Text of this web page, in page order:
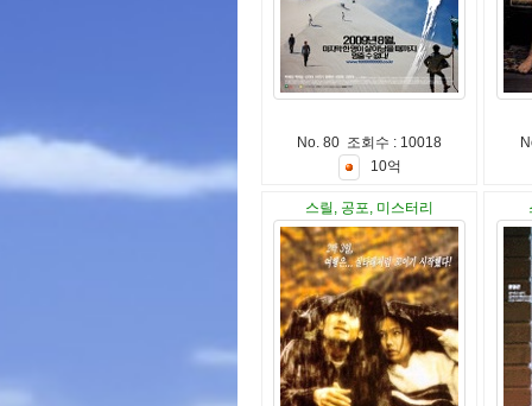
No. 80 조회수 : 10018
10억
스릴, 공포, 미스터리